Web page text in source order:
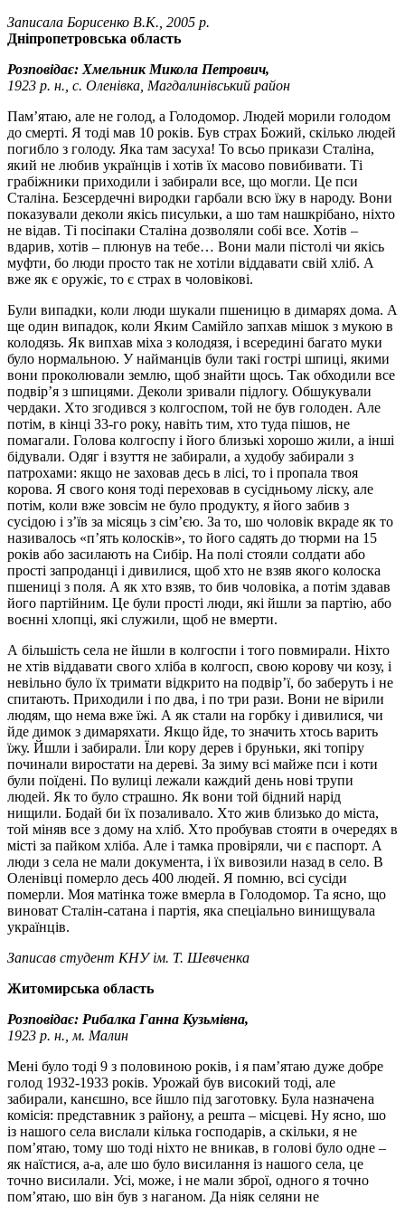
Записала Борисенко В.К., 2005 р.
Дніпропетровська область
Розповідає: Хмельник Микола Петрович,
1923 р. н., с. Оленівка, Магдалинівський район
Пам’ятаю, але не голод, а Голодомор. Людей морили голодом
до смерті. Я тоді мав 10 років. Був страх Божий, скілько людей
погибло з голоду. Яка там засуха! То всьо прикази Сталіна,
який не любив українців і хотів їх масово повибивати. Ті
грабіжники приходили і забирали все, що могли. Це пси
Сталіна. Безсердечні виродки гарбали всю їжу в народу. Вони
показували деколи якісь писульки, а шо там нашкрібано, ніхто
не відав. Ті посіпаки Сталіна дозволяли собі все. Хотів –
вдарив, хотів – плюнув на тебе… Вони мали пістолі чи якісь
муфти, бо люди просто так не хотіли віддавати свій хліб. А
вже як є оружіє, то є страх в чоловікові.
Були випадки, коли люди шукали пшеницю в димарях дома. А
ще один випадок, коли Яким Самійло запхав мішок з мукою в
колодязь. Як випхав міха з колодязя, і всередині багато муки
було нормальною. У найманців були такі гострі шпиці, якими
вони проколювали землю, щоб знайти щось. Так обходили все
подвір’я з шпицями. Деколи зривали підлогу. Обшукували
чердаки. Хто згодився з колгоспом, той не був голоден. Але
потім, в кінці 33-го року, навіть тим, хто туда пішов, не
помагали. Голова колгоспу і його близькі хорошо жили, а інші
бідували. Одяг і взуття не забирали, а худобу забирали з
патрохами: якщо не заховав десь в лісі, то і пропала твоя
корова. Я свого коня тоді переховав в сусідньому ліску, але
потім, коли вже зовсім не було продукту, я його забив з
сусідою і з’їв за місяць з сім’єю. За то, шо чоловік вкраде як то
називалось «п’ять колосків», то його садять до тюрми на 15
років або засилають на Сибір. На полі стояли солдати або
прості запроданці і дивилися, щоб хто не взяв якого колоска
пшениці з поля. А як хто взяв, то бив чоловіка, а потім здавав
його партійним. Це були прості люди, які йшли за партію, або
воєнні хлопці, які служили, щоб не вмерти.
А більшість села не йшли в колгоспи і того повмирали. Ніхто
не хтів віддавати свого хліба в колгосп, свою корову чи козу, і
невільно було їх тримати відкрито на подвір’ї, бо заберуть і не
спитають. Приходили і по два, і по три рази. Вони не вірили
людям, що нема вже їжі. А як стали на горбку і дивилися, чи
йде димок з димаряхати. Якщо йде, то значить хтось варить
їжу. Йшли і забирали. Їли кору дерев і бруньки, які топіру
починали виростати на дереві. За зиму всі майже пси і коти
були поїдені. По вулиці лежали каждий день нові трупи
людей. Як то було страшно. Як вони той бідний нарід
нищили. Бодай би їх позаливало. Хто жив близько до міста,
той міняв все з дому на хліб. Хто пробував стояти в очередях в
місті за пайком хліба. Але і тамка провіряли, чи є паспорт. А
люди з села не мали документа, і їх вивозили назад в село. В
Оленівці померло десь 400 людей. Я помню, всі сусіди
померли. Моя матінка тоже вмерла в Голодомор. Та ясно, що
виноват Сталін-сатана і партія, яка спеціально винищувала
українців.
Записав студент КНУ ім. Т. Шевченка
Житомирська область
Розповідає: Рибалка Ганна Кузьмівна,
1923 р. н., м. Малин
Мені було тоді 9 з половиною років, і я пам’ятаю дуже добре
голод 1932-1933 років. Урожай був високий тоді, але
забирали, канєшно, все йшло під заготовку. Була назначена
комісія: представник з району, а решта – місцеві. Ну ясно, шо
із нашого села вислали кілька господарів, а скільки, я не
пом’ятаю, тому шо тоді ніхто не вникав, в голові було одне –
як наїстися, а-а, але шо було висилання із нашого села, це
точно висилали. Усі, може, і не мали зброї, одного я точно
пом’ятаю, шо він був з наганом. Да ніяк селяни не